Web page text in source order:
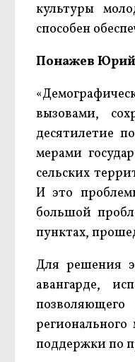
культуры
способен
Понажев Юрий
вызовами,
десятилетие
мерами
сельских
И это
большой
пунктах,
Для решения
авангарде,
поддержки по